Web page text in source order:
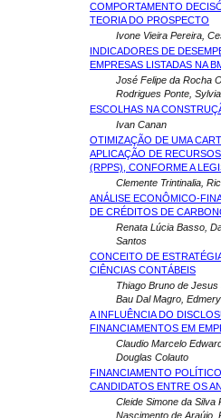
COMPORTAMENTO
TEORIA DO PROSPECTO
Ivone Vieira Pereira,
INDICADORES DE
EMPRESAS LISTADAS NA
José Felipe da Rocha
Rodrigues Ponte,
ESCOLHAS NA
Ivan Canan
OTIMIZAÇÃO DE UMA
APLICAÇÃO DE
(RPPS), CONFORME A
Clemente Trintinalia,
ANÁLISE ECONÔMICO-
DE CRÉDITOS DE
Renata Lúcia Basso,
Santos
CONCEITO DE
CIÊNCIAS CONTÁBEIS
Thiago Bruno de
Bau Dal Magro,
A INFLUÊNCIA DO
FINANCIAMENTOS EM
Claudio Marcelo
Douglas Colauto
FINANCIAMENTO
CANDIDATOS ENTRE OS
Cleide Simone da Silva
Nascimento de Araújo,